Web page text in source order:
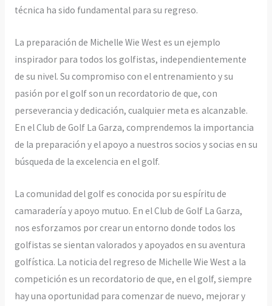
técnica ha sido fundamental para su regreso.
La preparación de Michelle Wie West es un ejemplo
inspirador para todos los golfistas, independientemente
de su nivel. Su compromiso con el entrenamiento y su
pasión por el golf son un recordatorio de que, con
perseverancia y dedicación, cualquier meta es alcanzable.
En el Club de Golf La Garza, comprendemos la importancia
de la preparación y el apoyo a nuestros socios y socias en su
búsqueda de la excelencia en el golf.
La comunidad del golf es conocida por su espíritu de
camaradería y apoyo mutuo. En el Club de Golf La Garza,
nos esforzamos por crear un entorno donde todos los
golfistas se sientan valorados y apoyados en su aventura
golfística. La noticia del regreso de Michelle Wie West a la
competición es un recordatorio de que, en el golf, siempre
hay una oportunidad para comenzar de nuevo, mejorar y